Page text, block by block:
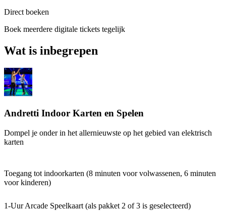
Direct boeken
Boek meerdere digitale tickets tegelijk
Wat is inbegrepen
Andretti Indoor Karten en Spelen
Dompel je onder in het allernieuwste op het gebied van elektrisch
karten
Toegang tot indoorkarten (8 minuten voor volwassenen, 6 minuten
voor kinderen)
1-Uur Arcade Speelkaart (als pakket 2 of 3 is geselecteerd)